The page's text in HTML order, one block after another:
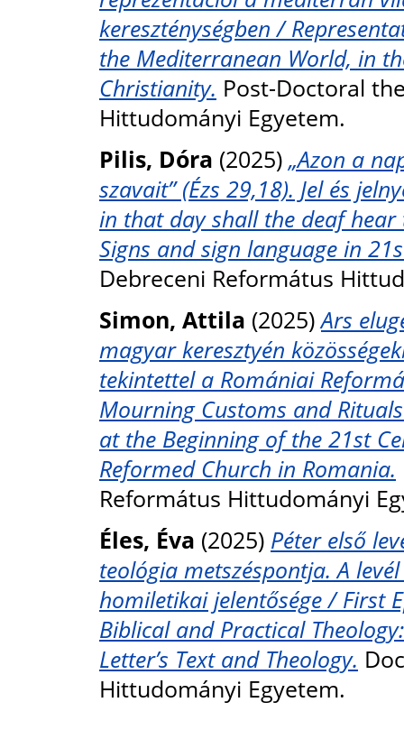
kereszténységben /
the Mediterranean World, in
Christianity. Post-Doctoral
Hittudományi Egyetem.
Pilis, Dóra (2025) „Azon a
szavait” (Ézs 29,18). Jel és
in that day shall the deaf
Signs and sign language in
Debreceni Református
Simon, Attila (2025)Ars
magyar keresztyén
tekintettel a Romániai
Mourning Customs and
at the Beginning of the 21st
Reformed Church in Romania.
Református Hittudományi
Éles, Éva (2025) Péter első
teológia metszéspontja. A
homiletikai jelentősége / First
Biblical and Practical
Letter’s Text and Theology.
Hittudományi Egyetem.